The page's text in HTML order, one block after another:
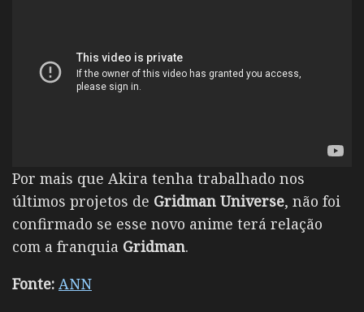
Por mais que Akira tenha trabalhado nos
últimos projetos de Gridman Universe, não foi
confirmado se esse novo anime terá relação
com a franquia Gridman.
Fonte: ANN